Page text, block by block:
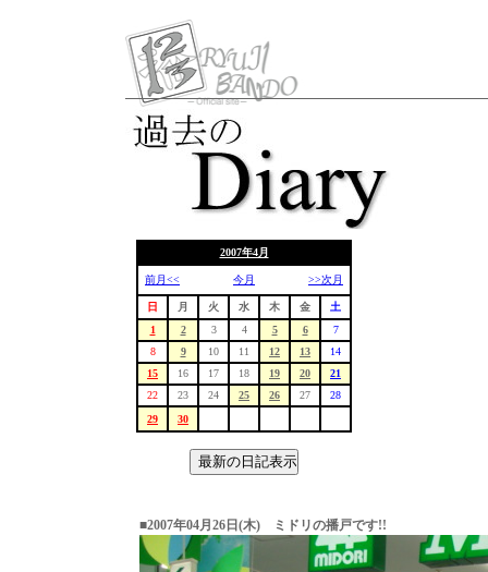
2007年4月
前月<< 今月 >>次月
日 月 火 水 木 金
土
1
2 3 4 5 6
7
8
9 10 11 12 13
14
15
16 17 18 19 20
21
22
23 24 25 26 27
28
29
30
■2007年04月26日(木) ミドリの播戸です!!